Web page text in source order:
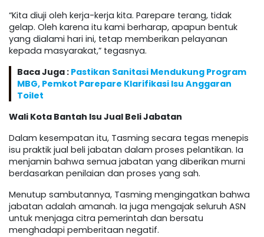
“Kita diuji oleh kerja-kerja kita. Parepare terang, tidak
gelap. Oleh karena itu kami berharap, apapun bentuk
yang dialami hari ini, tetap memberikan pelayanan
kepada masyarakat,” tegasnya.
Baca Juga : Pastikan Sanitasi Mendukung Program
MBG, Pemkot Parepare Klarifikasi Isu Anggaran
Toilet
Wali Kota Bantah Isu Jual Beli Jabatan
Dalam kesempatan itu, Tasming secara tegas menepis
isu praktik jual beli jabatan dalam proses pelantikan. Ia
menjamin bahwa semua jabatan yang diberikan murni
berdasarkan penilaian dan proses yang sah.
Menutup sambutannya, Tasming mengingatkan bahwa
jabatan adalah amanah. Ia juga mengajak seluruh ASN
untuk menjaga citra pemerintah dan bersatu
menghadapi pemberitaan negatif.